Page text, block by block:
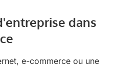
dans
e-commerce ou une